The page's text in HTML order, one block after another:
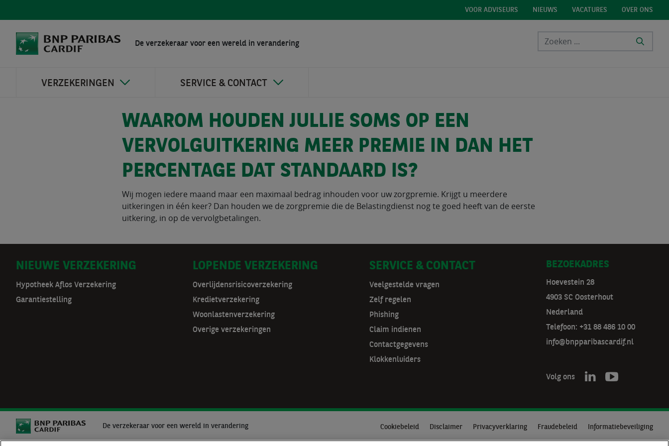
VOOR ADVISEURS NIEUWS VACATURES OVER ONS
De verzekeraar voor een wereld in verandering
VERZEKERINGEN SERVICE & CONTACT
WAAROM HOUDEN JULLIE SOMS OP EEN
VERVOLGUITKERING MEER PREMIE IN DAN HET
PERCENTAGE DAT STANDAARD IS?
Wij mogen iedere maand maar een maximaal bedrag inhouden voor uw zorgpremie. Krijgt u meerdere
uitkeringen in één keer? Dan houden we de zorgpremie die de Belastingdienst nog te goed heeft van de eerste
uitkering, in op de vervolgbetalingen.
D
o
n
a
NIEUWE VERZEKERING
Hypotheek Aflos Verzekering
Garantiestelling
LOPENDE VERZEKERING
Overlijdensrisicoverzekering
Kredietverzekering
Woonlastenverzekering
Overige verzekeringen
SERVICE & CONTACT
Veelgestelde vragen
Zelf regelen
Phishing
Claim indienen
Contactgegevens
Klokkenluiders
BEZOEKADRES
Hoevestein 28
4903 SC Oosterhout
Nederland
Telefoon: +31 88 486 10 00
info@bnpparibascardif.nl
Volg ons
De verzekeraar voor een wereld in verandering Cookiebeleid Disclaimer Privacyverklaring Fraudebeleid Informatiebeveiliging